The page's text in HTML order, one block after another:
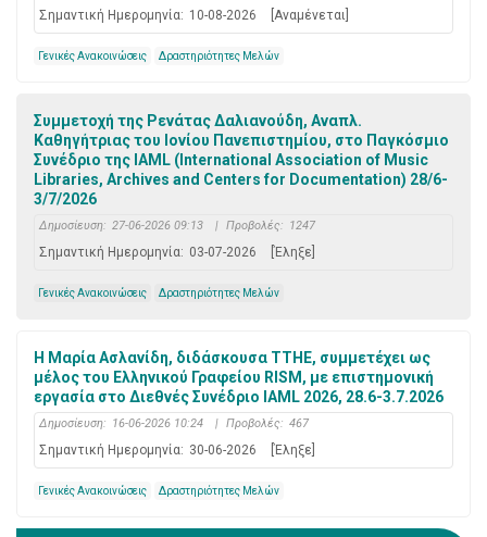
Σημαντική Ημερομηνία: 10-08-2026 [Αναμένεται]
Γενικές Ανακοινώσεις Δραστηριότητες Μελών
Συμμετοχή της Ρενάτας Δαλιανούδη, Αναπλ.
Καθηγήτριας του Ιονίου Πανεπιστημίου, στο Παγκόσμιο
Συνέδριο της IAML (International Association of Music
Libraries, Archives and Centers for Documentation) 28/6-
3/7/2026
Δημοσίευση: 27-06-2026 09:13 | Προβολές: 1247
Σημαντική Ημερομηνία: 03-07-2026 [Έληξε]
Γενικές Ανακοινώσεις Δραστηριότητες Μελών
Η Μαρία Ασλανίδη, διδάσκουσα ΤΤΗΕ, συμμετέχει ως
μέλος του Ελληνικού Γραφείου RISM, με επιστημονική
εργασία στο Διεθνές Συνέδριο IAML 2026, 28.6-3.7.2026
Δημοσίευση: 16-06-2026 10:24 | Προβολές: 467
Σημαντική Ημερομηνία: 30-06-2026 [Έληξε]
Γενικές Ανακοινώσεις Δραστηριότητες Μελών